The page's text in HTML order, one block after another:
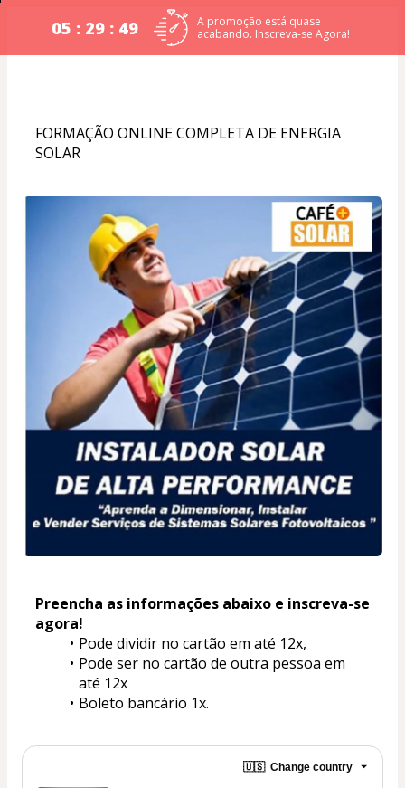
05 : 29 : 49
A promoção está quase
acabando. Inscreva-se Agora!
FORMAÇÃO ONLINE COMPLETA DE ENERGIA
SOLAR
Preencha as informações abaixo e inscreva-se
agora!
Pode dividir no cartão em até 12x,
Pode ser no cartão de outra pessoa em
até 12x
Boleto bancário 1x.
🇺🇸 Change country